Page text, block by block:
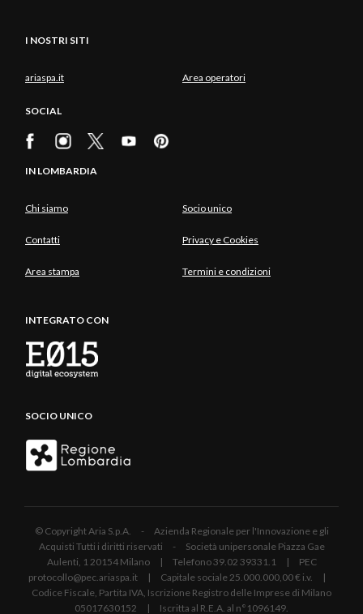
I NOSTRI SITI
ariaspa.it Area operatori
SOCIAL
IN LOMBARDIA
Chi siamo Socio unico
Contatti Privacy e Cookies
Area stampa Termini e condizioni
INTEGRATO CON
SOCIO UNICO
© Copyright Aria S.p.A. - Azienda Regionale per l'Innovazione e gli
Acquisti Tutti i diritti riservati - Società unipersonale Piazza Gae
Aulenti, 1 20154 Milano | Telefono 39.02 39331.1 | PEC
protocollo@pec.ariaspa.it | Capitale sociale 25.000.000,00 € i.v. |
Codice Fiscale, Partita IVA, Iscrizione Registro delle Imprese di Milano
05017630152 | Iscritta al R.E.A. al n°1096149.